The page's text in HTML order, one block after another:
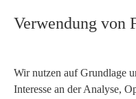
Verwendung von
Wir nutzen auf Grundlage
Interesse an der Analyse,